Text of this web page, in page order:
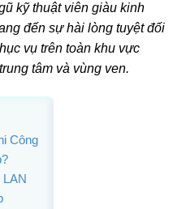
kỹ thuật viên giàu kinh
đến sự hài lòng tuyệt đối
vụ trên toàn khu vực
tâm và vùng ven.
Công